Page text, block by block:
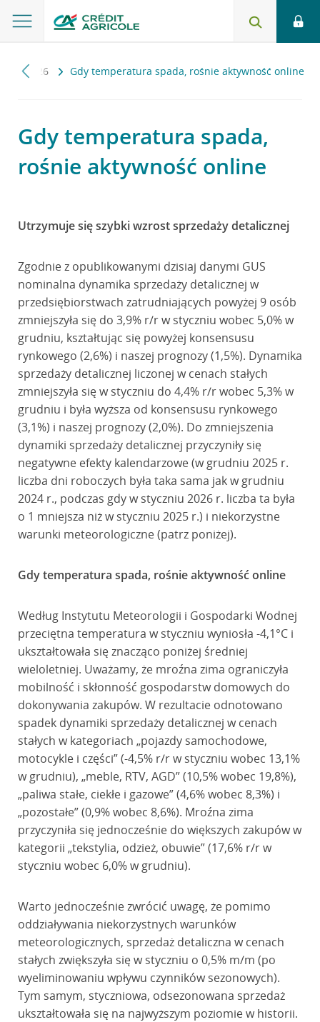
2026 Gdy temperatura spada, rośnie aktywność online
Gdy temperatura spada,
rośnie aktywność online
Utrzymuje się szybki wzrost sprzedaży detalicznej
Zgodnie z opublikowanymi dzisiaj danymi GUS
nominalna dynamika sprzedaży detalicznej w
przedsiębiorstwach zatrudniających powyżej 9 osób
zmniejszyła się do 3,9% r/r w styczniu wobec 5,0% w
grudniu, kształtując się powyżej konsensusu
rynkowego (2,6%) i naszej prognozy (1,5%). Dynamika
sprzedaży detalicznej liczonej w cenach stałych
zmniejszyła się w styczniu do 4,4% r/r wobec 5,3% w
grudniu i była wyższa od konsensusu rynkowego
(3,1%) i naszej prognozy (2,0%). Do zmniejszenia
dynamiki sprzedaży detalicznej przyczyniły się
negatywne efekty kalendarzowe (w grudniu 2025 r.
liczba dni roboczych była taka sama jak w grudniu
2024 r., podczas gdy w styczniu 2026 r. liczba ta była
o 1 mniejsza niż w styczniu 2025 r.) i niekorzystne
warunki meteorologiczne (patrz poniżej).
Gdy temperatura spada, rośnie aktywność online
Według Instytutu Meteorologii i Gospodarki Wodnej
przeciętna temperatura w styczniu wyniosła -4,1°C i
ukształtowała się znacząco poniżej średniej
wieloletniej. Uważamy, że mroźna zima ograniczyła
mobilność i skłonność gospodarstw domowych do
dokonywania zakupów. W rezultacie odnotowano
spadek dynamiki sprzedaży detalicznej w cenach
stałych w kategoriach „pojazdy samochodowe,
motocykle i części” (-4,5% r/r w styczniu wobec 13,1%
w grudniu), „meble, RTV, AGD” (10,5% wobec 19,8%),
„paliwa stałe, ciekłe i gazowe” (4,6% wobec 8,3%) i
„pozostałe” (0,9% wobec 8,6%). Mroźna zima
przyczyniła się jednocześnie do większych zakupów w
kategorii „tekstylia, odzież, obuwie” (17,6% r/r w
styczniu wobec 6,0% w grudniu).
Warto jednocześnie zwrócić uwagę, że pomimo
oddziaływania niekorzystnych warunków
meteorologicznych, sprzedaż detaliczna w cenach
stałych zwiększyła się w styczniu o 0,5% m/m (po
wyeliminowaniu wpływu czynników sezonowych).
Tym samym, styczniowa, odsezonowana sprzedaż
ukształtowała się na najwyższym poziomie w historii.